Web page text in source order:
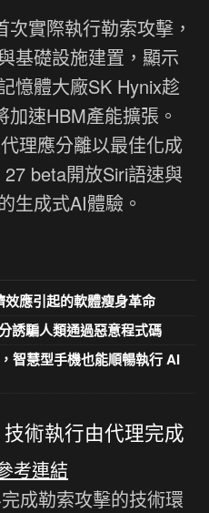
實際執行勒索攻擊，
基礎設施建置，顯示
憶體大廠SK Hynix趁
速HBM產能擴張。
理應分離以最佳化成
beta開放Siri語速與
生成式AI體驗。
應引起的軟體瘦身革命
誘騙人類通過惡意程式碼
智慧型手機也能順暢執行 AI
術執行由代理完成
考連結
成勒索攻擊的技術環